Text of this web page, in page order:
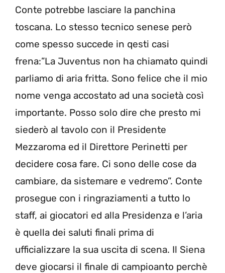
Conte potrebbe lasciare la panchina
toscana. Lo stesso tecnico senese però
come spesso succede in qesti casi
frena:”La Juventus non ha chiamato quindi
parliamo di aria fritta. Sono felice che il mio
nome venga accostato ad una società così
importante. Posso solo dire che presto mi
siederò al tavolo con il Presidente
Mezzaroma ed il Direttore Perinetti per
decidere cosa fare. Ci sono delle cose da
cambiare, da sistemare e vedremo”. Conte
prosegue con i ringraziamenti a tutto lo
staff, ai giocatori ed alla Presidenza e l’aria
è quella dei saluti finali prima di
ufficializzare la sua uscita di scena. Il Siena
deve giocarsi il finale di campioanto perchè